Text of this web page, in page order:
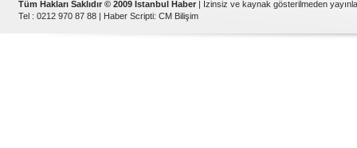
Tüm Hakları Saklıdır © 2009 İstanbul Haber | İzinsiz ve kaynak gösterilmeden
Tel : 0212 970 87 88 | Haber Scripti: CM Bilişim